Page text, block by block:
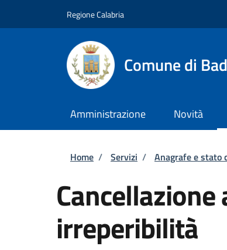
Regione Calabria
Comune di
Amministrazione Novità
Briciole di pane
Home / Servizi / Anagrafe e stato
irreperibilità